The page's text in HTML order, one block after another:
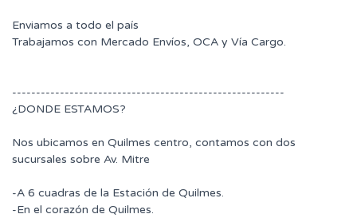
Enviamos a todo el país
Trabajamos con Mercado Envíos, OCA y Vía Cargo.
---------------------------------------------------------
¿DONDE ESTAMOS?
Nos ubicamos en Quilmes centro, contamos con dos
sucursales sobre Av. Mitre
-A 6 cuadras de la Estación de Quilmes.
-En el corazón de Quilmes.